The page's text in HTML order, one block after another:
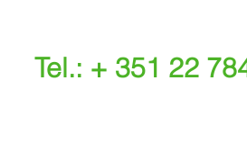
Tel.: + 351 22